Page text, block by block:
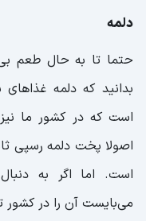
دلمه
حتما تا به حال طعم
بدانید که دلمه
است که در کشور ما
اصولا پخت دلمه رسپی
است‌‌. اما اگر به
می‌بایست آن را در کشور